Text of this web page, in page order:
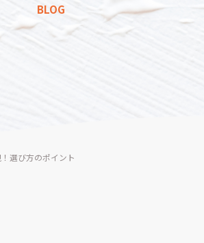
BLOG
選び方のポイント